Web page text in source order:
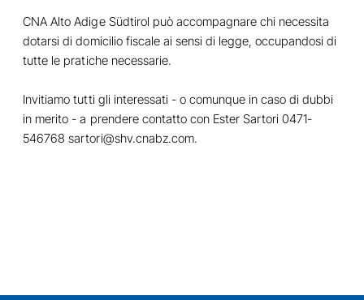
CNA Alto Adige Südtirol può accompagnare chi necessita
dotarsi di domicilio fiscale ai sensi di legge, occupandosi di
tutte le pratiche necessarie.
Invitiamo tutti gli interessati - o comunque in caso di dubbi
in merito - a prendere contatto con Ester Sartori 0471-
546768 sartori@shv.cnabz.com.